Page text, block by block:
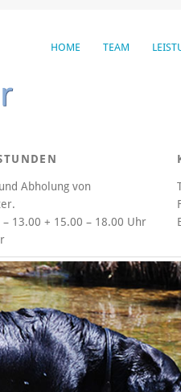
HOME TEAM
Abholung von
– 13.00 + 15.00 – 18.00 Uhr